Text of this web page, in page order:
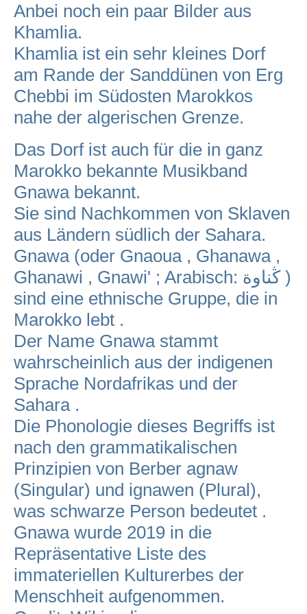
Anbei noch ein paar Bilder aus
Khamlia.
Khamlia ist ein sehr kleines Dorf
am Rande der Sanddünen von Erg
Chebbi im Südosten Marokkos
nahe der algerischen Grenze.
Das Dorf ist auch für die in ganz
Marokko bekannte Musikband
Gnawa bekannt.
Sie sind Nachkommen von Sklaven
aus Ländern südlich der Sahara.
Gnawa (oder Gnaoua , Ghanawa ,
Ghanawi , Gnawi' ; Arabisch: ڭناوة )
sind eine ethnische Gruppe, die in
Marokko lebt .
Der Name Gnawa stammt
wahrscheinlich aus der indigenen
Sprache Nordafrikas und der
Sahara .
Die Phonologie dieses Begriffs ist
nach den grammatikalischen
Prinzipien von Berber agnaw
(Singular) und ignawen (Plural),
was schwarze Person bedeutet .
Gnawa wurde 2019 in die
Repräsentative Liste des
immateriellen Kulturerbes der
Menschheit aufgenommen.